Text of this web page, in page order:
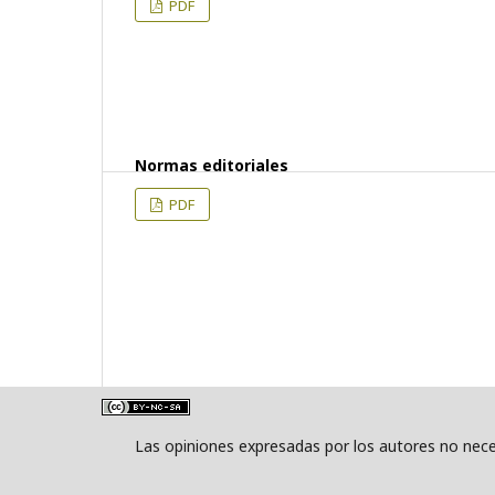
PDF
Normas editoriales
PDF
Las opiniones expresadas por los autores no